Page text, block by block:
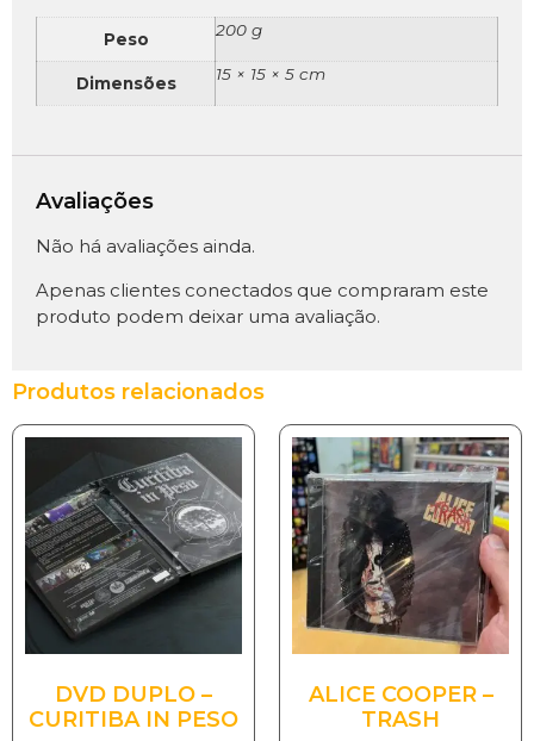
Peso 200 g
Dimensões 15 × 15 × 5 cm
Avaliações
Não há avaliações ainda.
Apenas clientes conectados que compraram este
produto podem deixar uma avaliação.
Produtos relacionados
DVD DUPLO –
CURITIBA IN PESO
ALICE COOPER –
TRASH